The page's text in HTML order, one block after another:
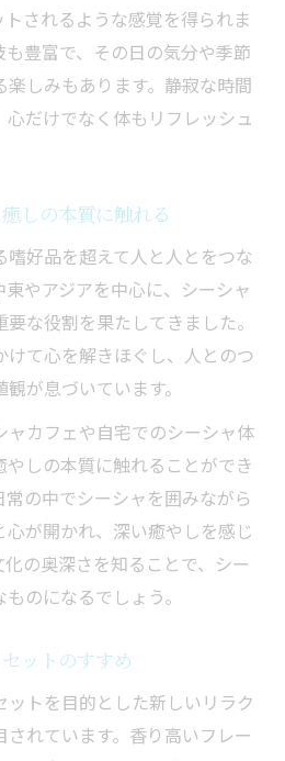
されるような感覚を得られま
豊富で、その日の気分や季節
しみもあります。静寂な時間
だけでなく体もリフレッシュ
しの本質に触れる
嗜好品を超えて人と人とをつな
やアジアを中心に、シーシャ
な役割を果たしてきました。
けて心を解きほぐし、人とのつ
が息づいています。
ャカフェや自宅でのシーシャ体
しの本質に触れることができ
の中でシーシャを囲みながら
が開かれ、深い癒やしを感じ
の奥深さを知ることで、シー
のになるでしょう。
ットのすすめ
ットを目的とした新しいリラク
れています。香り高いフレー